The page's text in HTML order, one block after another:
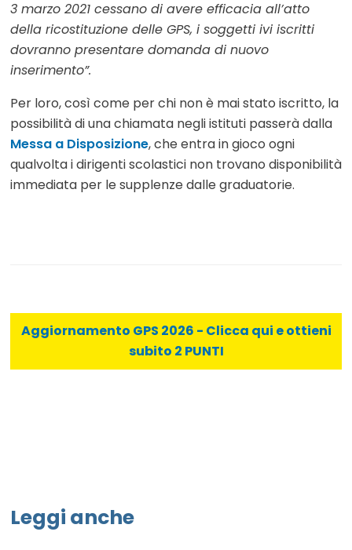
3 marzo 2021 cessano di avere efficacia all’atto
della ricostituzione delle GPS, i soggetti ivi iscritti
dovranno presentare domanda di nuovo
inserimento”.
Per loro, così come per chi non è mai stato iscritto, la
possibilità di una chiamata negli istituti passerà dalla
Messa a Disposizione, che entra in gioco ogni
qualvolta i dirigenti scolastici non trovano disponibilità
immediata per le supplenze dalle graduatorie.
Aggiornamento GPS 2026 - Clicca qui e ottieni
subito 2 PUNTI
Leggi anche